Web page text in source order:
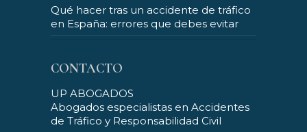
Qué hacer tras un accidente de tráfico
en España: errores que debes evitar
CONTACTO
UP ABOGADOS
Abogados especialistas en Accidentes
de Tráfico y Responsabilidad Civil